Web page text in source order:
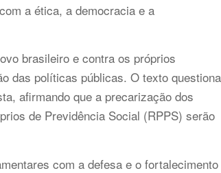
a ética, a democracia e a
brasileiro e contra os próprios
das políticas públicas. O texto questiona
afirmando que a precarização dos
de Previdência Social (RPPS) serão
com a defesa e o fortalecimento